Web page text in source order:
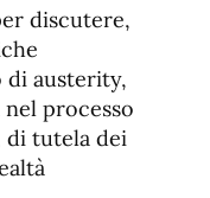
discutere,
di austerity,
processo
di tutela dei